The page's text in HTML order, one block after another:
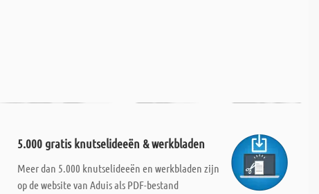
5.000 gratis knutselideeën & werkbladen
Meer dan 5.000 knutselideeën en werkbladen zijn
op de website van Aduis als PDF-bestand